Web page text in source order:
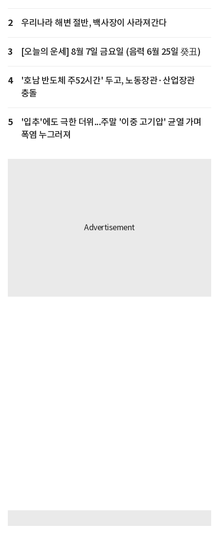
2 우리나라 해변 절반, 백사장이 사라져간다
3 [오늘의 운세] 8월 7일 금요일 (음력 6월 25일 癸丑)
4
'호남 반도체 주52시간' 두고, 노동장관·산업장관
충돌
5
'입추'에도 극한 더위...주말 '이중 고기압' 균열 가며
폭염 누그러져